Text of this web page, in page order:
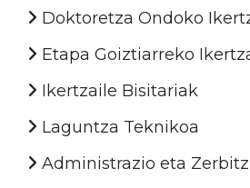
Doktoretza Ondoko
Etapa Goiztiarreko
Ikertzaile Bisitariak
Laguntza Teknikoa
Administrazio eta